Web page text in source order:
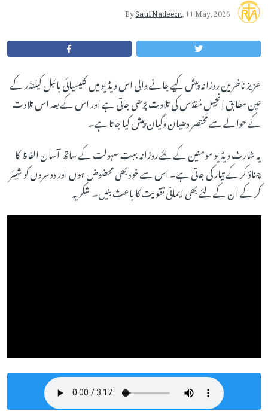
BySaul Nadeem,11 May, 2026
عزیز ناظرین روزانہ پیش کیے جانے والی اس ویڈیو میں کلیسیائی بائبل کیلنڈر کے
عین مطابق اِنجیلِ مُقدّس کی تلاوت پڑھی جاتی ہے اور اس کے بعد اس تلاوت
کے حوالے سے مختصر دھیان وگیان پیش کیا جاتا ہے۔
یہ شارٹ ویڈیو مومنین کے لئے روزانہ بہت سہولت کے ساتھ آسان الفاظ کا
چناؤ کر کے تیار کی جاتی ہے۔ اس سے خود بھی محضوض ہوں اور دوسروں کو شیئر
کر کے ان کے لئے بھی ایمانی تقویت کا باعث بنیں۔ شکریہ